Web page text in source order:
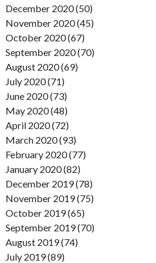
December 2020 (50)
November 2020 (45)
October 2020 (67)
September 2020 (70)
August 2020 (69)
July 2020 (71)
June 2020 (73)
May 2020 (48)
April 2020 (72)
March 2020 (93)
February 2020 (77)
January 2020 (82)
December 2019 (78)
November 2019 (75)
October 2019 (65)
September 2019 (70)
August 2019 (74)
July 2019 (89)